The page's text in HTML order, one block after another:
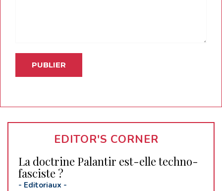
EDITOR'S CORNER
La doctrine Palantir est-elle techno-
fasciste ?
- Editoriaux -